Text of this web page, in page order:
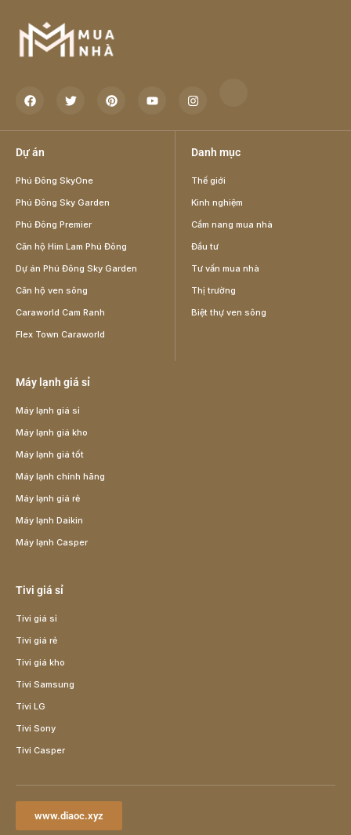
Dự án
Phú Đông SkyOne
Phú Đông Sky Garden
Phú Đông Premier
Căn hộ Him Lam Phú Đông
Dự án Phú Đông Sky Garden
Căn hộ ven sông
Caraworld Cam Ranh
Flex Town Caraworld
Danh mục
Thế giới
Kinh nghiệm
Cẩm nang mua nhà
Đầu tư
Tư vấn mua nhà
Thị trường
Biệt thự ven sông
Máy lạnh giá sỉ
Máy lạnh giá sỉ
Máy lạnh giá kho
Máy lạnh giá tốt
Máy lạnh chính hãng
Máy lạnh giá rẻ
Máy lạnh Daikin
Máy lạnh Casper
Tivi giá sỉ
Tivi giá sỉ
Tivi giá rẻ
Tivi giá kho
Tivi Samsung
Tivi LG
Tivi Sony
Tivi Casper
www.diaoc.xyz